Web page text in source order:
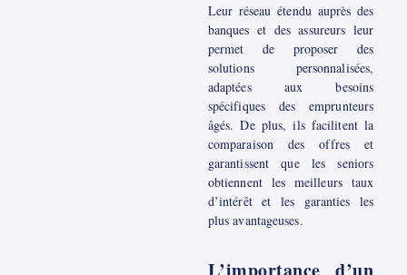
Leur réseau étendu auprès des
banques et des assureurs leur
permet de proposer des
solutions personnalisées,
adaptées aux besoins
spécifiques des emprunteurs
âgés. De plus, ils facilitent la
comparaison des offres et
garantissent que les seniors
obtiennent les meilleurs taux
d’intérêt et les garanties les
plus avantageuses.